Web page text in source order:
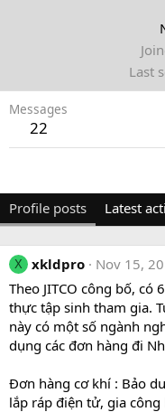
Last
Messages
22
Profile posts Latest
X xkldpro
Nov 15,
Theo JITCO công bố, có
thực tập sinh tham gia.
này có một số ngành
dụng các đơn hàng đi
Đơn hàng cơ khí : Bảo
lắp ráp điện tử, gia